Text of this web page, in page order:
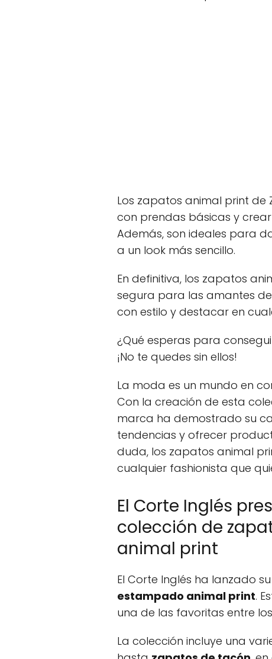
Los zapatos animal print
con prendas básicas y
Además, son ideales para
a un look más sencillo.
En definitiva, los zapatos
segura para las amantes
con estilo y destacar en
¿Qué esperas para
¡No te quedes sin ellos!
La moda es un mundo en
Con la creación de esta
marca ha demostrado su
tendencias y ofrecer
duda, los zapatos animal
cualquier fashionista que
El Corte Inglés
colección de
animal print
El Corte Inglés ha lanzado
estampado animal print.
una de las favoritas entre
La colección incluye una